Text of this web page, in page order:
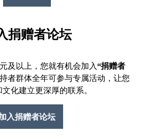
捐赠者论坛
及以上，您就有机会加入“捐赠者
者群体全年可参与专属活动，让您
化建立更深厚的联系。
入捐赠者论坛